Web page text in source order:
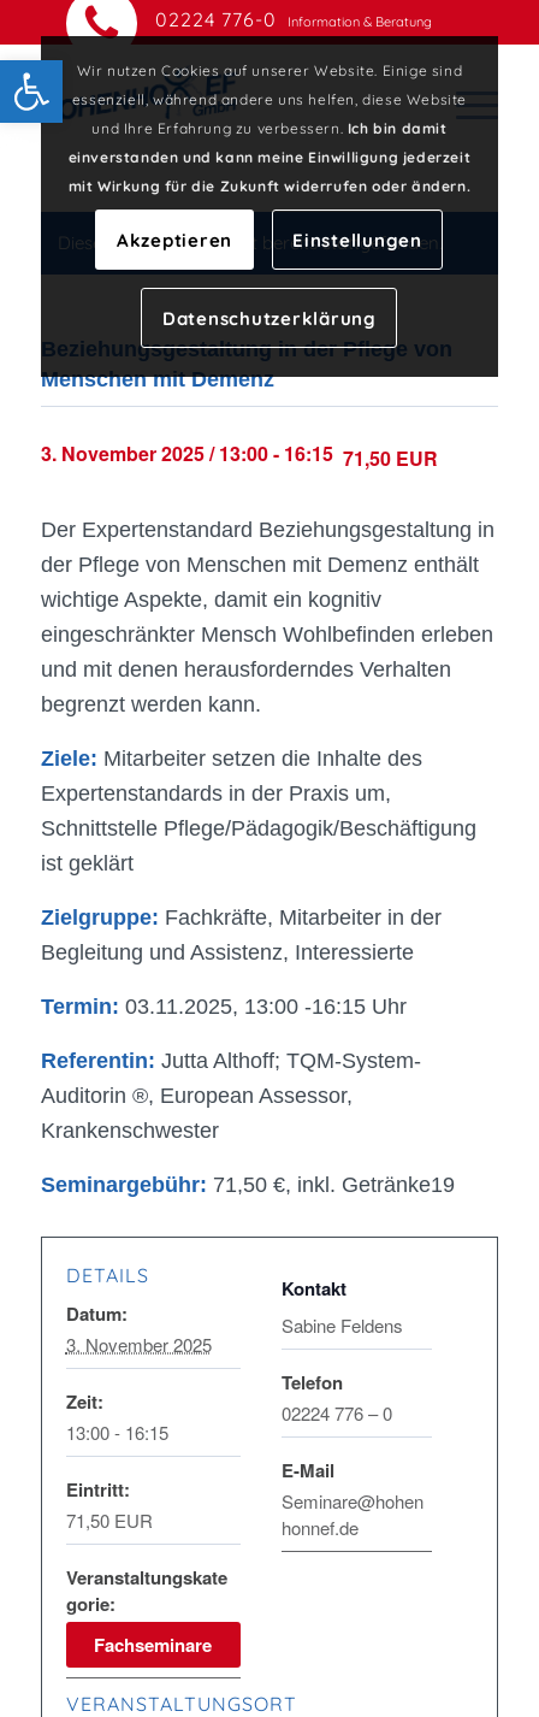
Open toolbar
02224 776-0 Information & Beratung
Diese Veranstaltung hat bereits stattgefunden.
Beziehungsgestaltung in der Pflege von
Menschen mit Demenz
3. November 2025 / 13:00- 16:15 71,50 EUR
Der Expertenstandard Beziehungsgestaltung in
der Pflege von Menschen mit Demenz enthält
wichtige Aspekte, damit ein kognitiv
eingeschränkter Mensch Wohlbefinden erleben
und mit denen herausforderndes Verhalten
begrenzt werden kann.
Ziele: Mitarbeiter setzen die Inhalte des
Expertenstandards in der Praxis um,
Schnittstelle Pflege/Pädagogik/Beschäftigung
ist geklärt
Zielgruppe: Fachkräfte, Mitarbeiter in der
Begleitung und Assistenz, Interessierte
Termin: 03.11.2025, 13:00 -16:15 Uhr
Referentin: Jutta Althoff; TQM-System-
Auditorin ®, European Assessor,
Krankenschwester
Seminargebühr: 71,50 €, inkl. Getränke19
DETAILS
Datum:
3. November 2025
Zeit:
13:00 - 16:15
Eintritt:
71,50 EUR
Veranstaltungskate
gorie:
Fachseminare
VERANSTALTUNGSORT
Sabine Feldens
Telefon
02224 776 – 0
E-Mail
Seminare@hohen
honnef.de
Wir nutzen Cookies auf unserer Website. Einige sind
essenziell, während andere uns helfen, diese Website
und Ihre Erfahrung zu verbessern. Ich bin damit
einverstanden und kann meine Einwilligung jederzeit
mit Wirkung für die Zukunft widerrufen oder ändern.
Akzeptieren Einstellungen
Datenschutzerklärung